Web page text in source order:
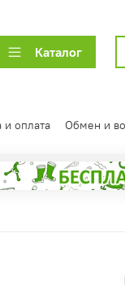
Каталог
и оплата Обмен и